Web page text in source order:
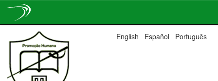
navigation
English Español Português